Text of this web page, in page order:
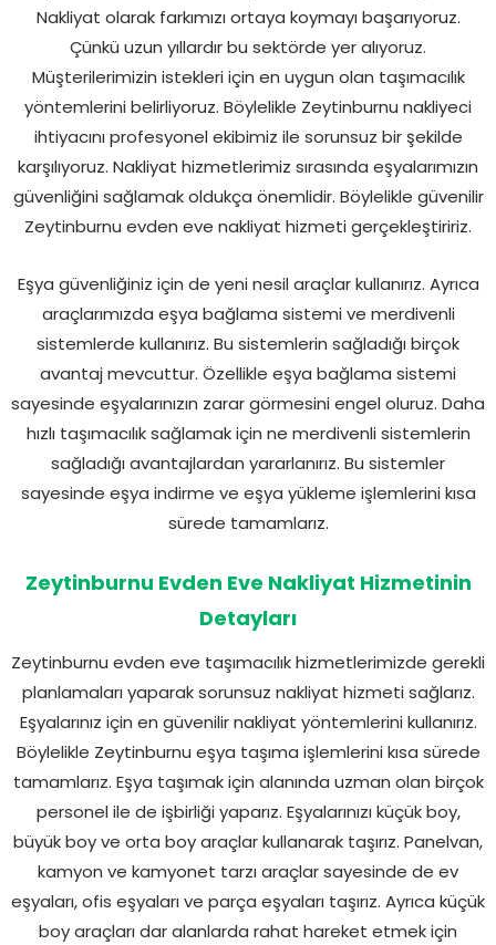
Nakliyat olarak farkımızı ortaya koymayı başarıyoruz.
Çünkü uzun yıllardır bu sektörde yer alıyoruz.
Müşterilerimizin istekleri için en uygun olan taşımacılık
yöntemlerini belirliyoruz. Böylelikle Zeytinburnu nakliyeci
ihtiyacını profesyonel ekibimiz ile sorunsuz bir şekilde
karşılıyoruz. Nakliyat hizmetlerimiz sırasında eşyalarımızın
güvenliğini sağlamak oldukça önemlidir. Böylelikle güvenilir
Zeytinburnu evden eve nakliyat hizmeti gerçekleştiririz.
Eşya güvenliğiniz için de yeni nesil araçlar kullanırız. Ayrıca
araçlarımızda eşya bağlama sistemi ve merdivenli
sistemlerde kullanırız. Bu sistemlerin sağladığı birçok
avantaj mevcuttur. Özellikle eşya bağlama sistemi
sayesinde eşyalarınızın zarar görmesini engel oluruz. Daha
hızlı taşımacılık sağlamak için ne merdivenli sistemlerin
sağladığı avantajlardan yararlanırız. Bu sistemler
sayesinde eşya indirme ve eşya yükleme işlemlerini kısa
sürede tamamlarız.
Zeytinburnu Evden Eve Nakliyat Hizmetinin
Detayları
Zeytinburnu evden eve taşımacılık hizmetlerimizde gerekli
planlamaları yaparak sorunsuz nakliyat hizmeti sağlarız.
Eşyalarınız için en güvenilir nakliyat yöntemlerini kullanırız.
Böylelikle Zeytinburnu eşya taşıma işlemlerini kısa sürede
tamamlarız. Eşya taşımak için alanında uzman olan birçok
personel ile de işbirliği yaparız. Eşyalarınızı küçük boy,
büyük boy ve orta boy araçlar kullanarak taşırız. Panelvan,
kamyon ve kamyonet tarzı araçlar sayesinde de ev
eşyaları, ofis eşyaları ve parça eşyaları taşırız. Ayrıca küçük
boy araçları dar alanlarda rahat hareket etmek için